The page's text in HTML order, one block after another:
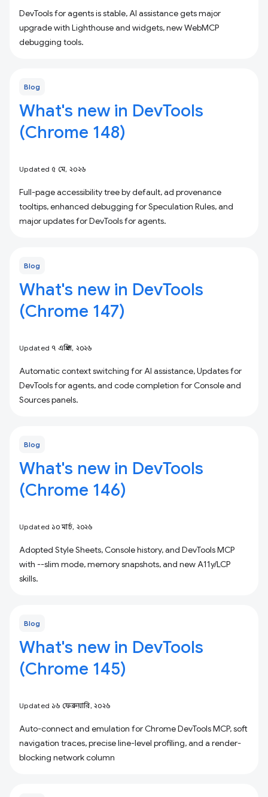
DevTools for agents is stable, AI assistance gets major
upgrade with Lighthouse and widgets, new WebMCP
debugging tools.
Blog
What's new in DevTools
(Chrome 148)
Updated ৫ মে, ২০২৬
Full-page accessibility tree by default, ad provenance
tooltips, enhanced debugging for Speculation Rules, and
major updates for DevTools for agents.
Blog
What's new in DevTools
(Chrome 147)
Updated ৭ এপ্রিল, ২০২৬
Automatic context switching for AI assistance, Updates for
DevTools for agents, and code completion for Console and
Sources panels.
Blog
What's new in DevTools
(Chrome 146)
Updated ১০ মার্চ, ২০২৬
Adopted Style Sheets, Console history, and DevTools MCP
with --slim mode, memory snapshots, and new A11y/LCP
skills.
Blog
What's new in DevTools
(Chrome 145)
Updated ১৬ ফেব্রুয়ারি, ২০২৬
Auto-connect and emulation for Chrome DevTools MCP, soft
navigation traces, precise line-level profiling, and a render-
blocking network column